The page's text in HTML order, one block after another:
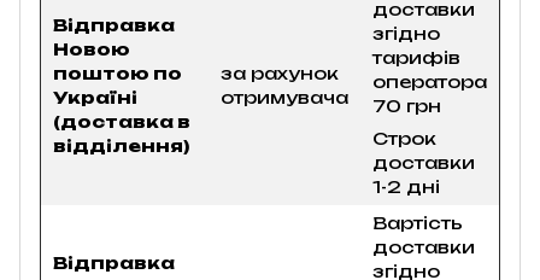
Відправка
Новою
поштою по
Україні
(доставка в
відділення)
за рахунок
отримувача
доставки
згідно
тарифів
оператора
70 грн
Строк
доставки
1-2 дні
Відправка
Вартість
доставки
згідно